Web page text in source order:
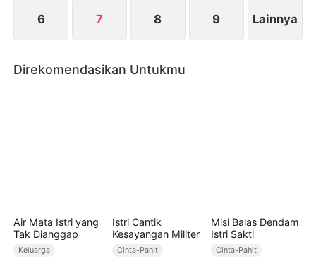
6 7 8 9 Lainnya
Direkomendasikan Untukmu
Air Mata Istri yang
Tak Dianggap
Keluarga
Istri Cantik
Kesayangan Militer
Cinta-Pahit
Misi Balas Dendam
Istri Sakti
Cinta-Pahit